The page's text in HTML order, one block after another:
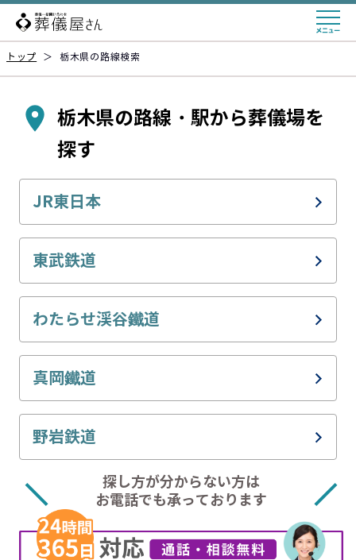
トップ ＞ 栃木県の路線検索
栃木県の路線・駅から葬儀場を
探す
JR東日本
JR東北本線(黒磯～利府・盛岡)
宇都宮線
JR烏山線
JR水戸線
JR日光線
JR両毛線
東武鉄道
東武伊勢崎線
東武日光線
東武宇都宮線
東武鬼怒川線
東武佐野線
わたらせ渓谷鐵道
わたらせ渓谷線
真岡鐵道
真岡鐵道真岡線
野岩鉄道
ほっとスパ・ライン探し方が分からない方は
お電話でも承っております